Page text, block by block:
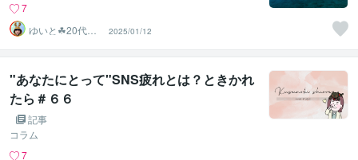
7
ゆいと☘20代✨
あなたの心の拠
り所✨☘️
2025/01/12
"あなたにとって"SNS疲れとは？ときかれ
たら＃６６
記事
コラム
7